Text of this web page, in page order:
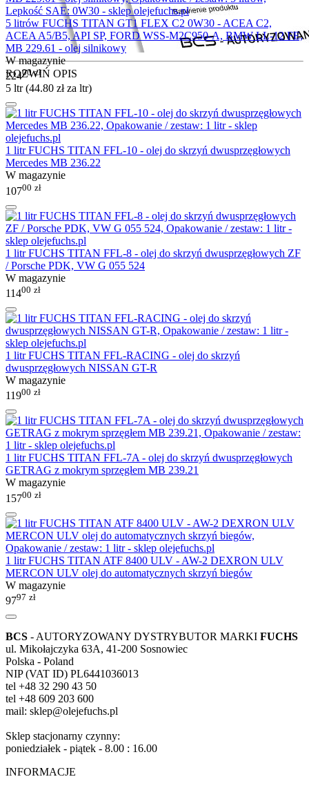
ROZWIŃ OPIS
5 litrów FUCHS TITAN GT1 FLEX C2 0W30 - ACEA C2,
ACEA A5/B5, API SP, FORD WSS-M2C950-A, BMW LL-12 FE,
MB 229.61 - olej silnikowy
W magazynie
22400 zł
5 ltr (44.80 złza ltr)
1 litr FUCHS TITAN FFL-10 - olej do skrzyń dwusprzęgłowych
Mercedes MB 236.22
W magazynie
10700 zł
1 litr FUCHS TITAN FFL-8 - olej do skrzyń dwusprzęgłowych ZF
/ Porsche PDK, VW G 055 524
W magazynie
11400 zł
1 litr FUCHS TITAN FFL-RACING - olej do skrzyń
dwusprzęgłowych NISSAN GT-R
W magazynie
11900 zł
1 litr FUCHS TITAN FFL-7A - olej do skrzyń dwusprzęgłowych
GETRAG z mokrym sprzęgłem MB 239.21
W magazynie
15700 zł
1 litr FUCHS TITAN ATF 8400 ULV - AW-2 DEXRON ULV
MERCON ULV olej do automatycznych skrzyń biegów
W magazynie
9797 zł
BCS - AUTORYZOWANY DYSTRYBUTOR MARKI FUCHS
ul. Mikołajczyka 63A, 41-200 Sosnowiec
Polska - Poland
NIP (VAT ID) PL6441036013
tel +48 32 290 43 50
tel +48 609 203 600
mail: sklep@olejefuchs.pl
Sklep stacjonarny czynny:
poniedziałek - piątek - 8.00 : 16.00
INFORMACJE